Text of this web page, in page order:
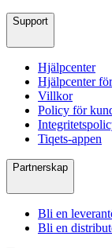
Support
Hjälpcenter
Hjälpcenter
Villkor
Policy för
Tiqets-appen
Partnerskap
Bli en
Bli en